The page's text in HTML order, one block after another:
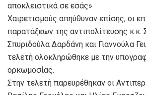
αποκλειστικά σε εσάς».
Χαιρετισμούς απηύθυναν επίσης, οι
παρατάξεων της αντιπολίτευσης κ.κ.
Σπυριδούλα Δαρδάνη και Γιαννούλα
τελετή ολοκληρώθηκε με την
ορκωμοσίας.
Στην τελετή παρευρέθηκαν οι